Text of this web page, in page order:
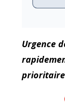
Urgence